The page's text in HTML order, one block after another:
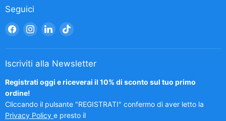
Seguici
Trovaci
Facebook
Trovaci
Instagram
Trovaci
LinkedIn
Trovaci
TikTok
Iscriviti alla Newsletter
Registrati oggi e riceverai il 10% di sconto sul tuo primo
ordine!
Cliccando il pulsante "REGISTRATI" confermo di aver letto la
Privacy Policy e presto il